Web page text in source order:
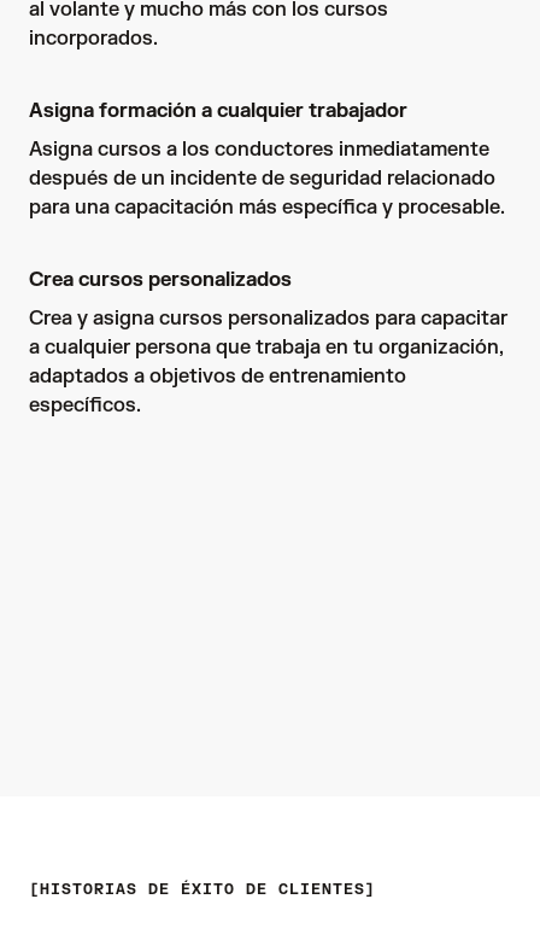
al volante y mucho más con los cursos
incorporados.
Asigna formación a cualquier trabajador
Asigna cursos a los conductores inmediatamente
después de un incidente de seguridad relacionado
para una capacitación más específica y procesable.
Crea cursos personalizados
Crea y asigna cursos personalizados para capacitar
a cualquier persona que trabaja en tu organización,
adaptados a objetivos de entrenamiento
específicos.
HISTORIAS DE ÉXITO DE CLIENTES